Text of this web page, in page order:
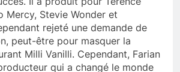
Mercy, Stevie Wonder et
rejeté une demande de
peut-être pour masquer la
Milli Vanilli. Cependant, Farian
qui a changé le monde